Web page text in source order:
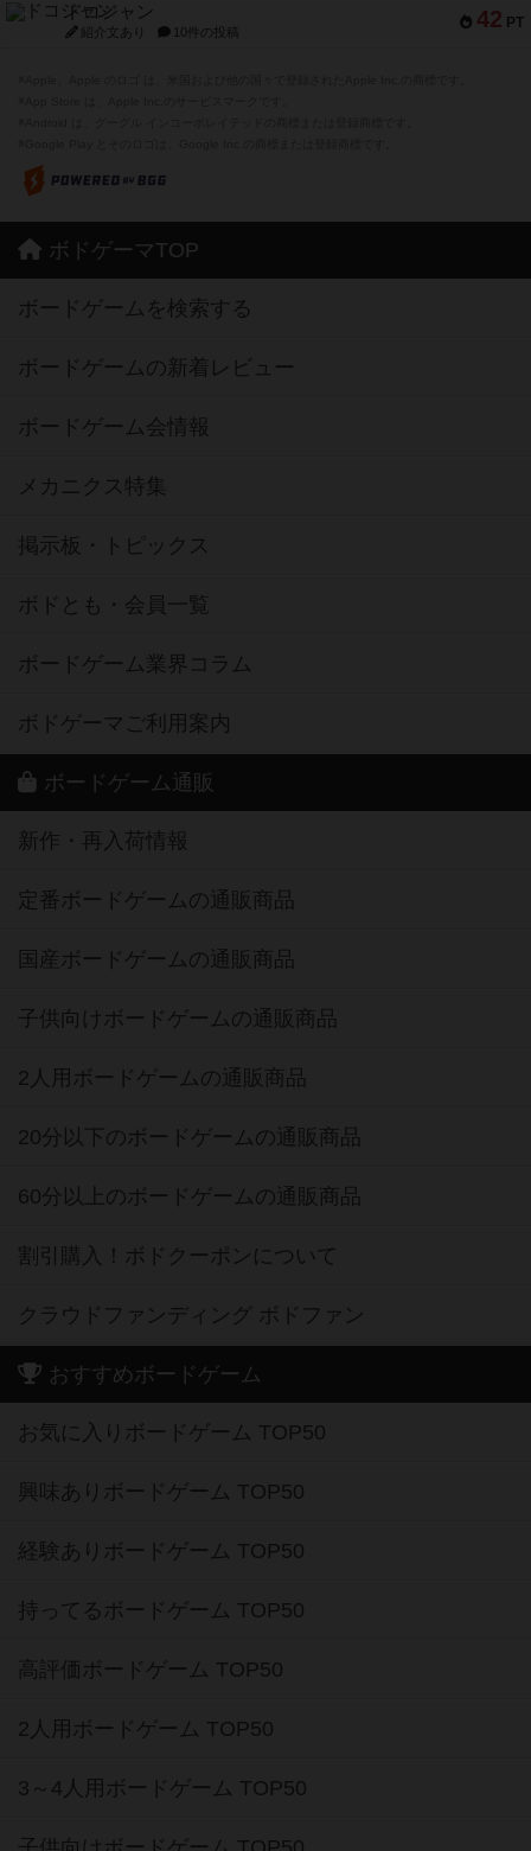
42 PT
ドコジャン
紹介文あり 10件の投稿
ボドゲーマTOP
ボードゲームを検索する
ボードゲームの新着レビュー
ボードゲーム会情報
メカニクス特集
掲示板・トピックス
ボドとも・会員一覧
ボードゲーム業界コラム
ボドゲーマご利用案内
ボードゲーム通販
新作・再入荷情報
定番ボードゲームの通販商品
国産ボードゲームの通販商品
子供向けボードゲームの通販商品
2人用ボードゲームの通販商品
20分以下のボードゲームの通販商品
60分以上のボードゲームの通販商品
割引購入！ボドクーポンについて
クラウドファンディング ボドファン
おすすめボードゲーム
お気に入りボードゲーム TOP50
興味ありボードゲーム TOP50
経験ありボードゲーム TOP50
持ってるボードゲーム TOP50
高評価ボードゲーム TOP50
2人用ボードゲーム TOP50
3～4人用ボードゲーム TOP50